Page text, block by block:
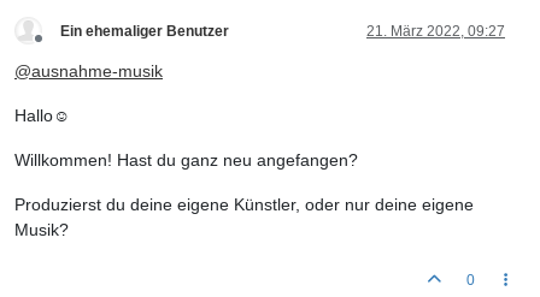
Ein ehemaliger Benutzer 21. März 2022, 09:27
@ausnahme-musik
Hallo☺️
Willkommen! Hast du ganz neu angefangen?
Produzierst du deine eigene Künstler, oder nur deine eigene
Musik?
0